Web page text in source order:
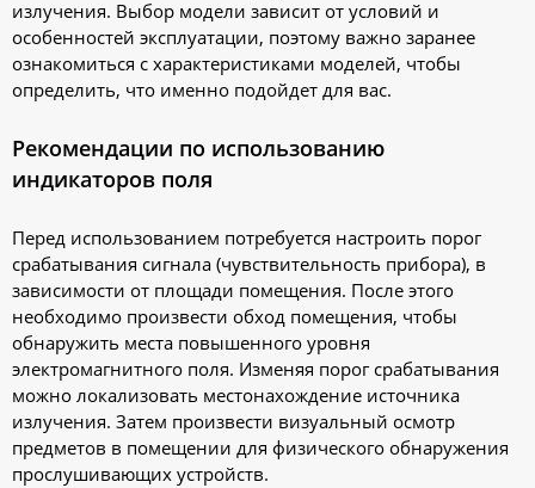
излучения. Выбор модели зависит от условий и
особенностей эксплуатации, поэтому важно заранее
ознакомиться с характеристиками моделей, чтобы
определить, что именно подойдет для вас.
Рекомендации по использованию
индикаторов поля
Перед использованием потребуется настроить порог
срабатывания сигнала (чувствительность прибора), в
зависимости от площади помещения. После этого
необходимо произвести обход помещения, чтобы
обнаружить места повышенного уровня
электромагнитного поля. Изменяя порог срабатывания
можно локализовать местонахождение источника
излучения. Затем произвести визуальный осмотр
предметов в помещении для физического обнаружения
прослушивающих устройств.